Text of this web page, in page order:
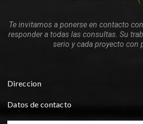
Te invitamos a ponerse en contacto
responder a todas las consultas. Su
serio y cada proyecto con
Direccion
Datos de contacto